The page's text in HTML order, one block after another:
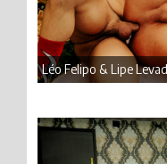
Léo Felipo & Lipe